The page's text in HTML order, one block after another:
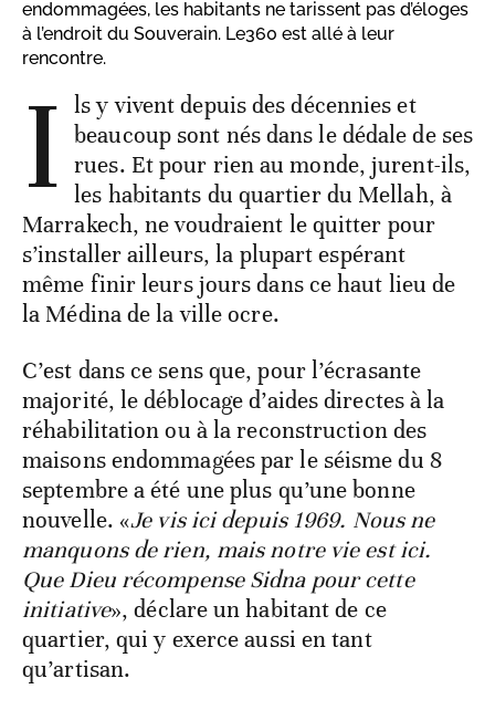
endommagées, les habitants ne tarissent pas d’éloges
à l’endroit du Souverain. Le360 est allé à leur
rencontre.
I ls y vivent depuis des décennies et
beaucoup sont nés dans le dédale de ses
rues. Et pour rien au monde, jurent-ils,
les habitants du quartier du Mellah, à
Marrakech, ne voudraient le quitter pour
s’installer ailleurs, la plupart espérant
même finir leurs jours dans ce haut lieu de
la Médina de la ville ocre.
C’est dans ce sens que, pour l’écrasante
majorité, le déblocage d’aides directes à la
réhabilitation ou à la reconstruction des
maisons endommagées par le séisme du 8
septembre a été une plus qu’une bonne
nouvelle. «Je vis ici depuis 1969. Nous ne
manquons de rien, mais notre vie est ici.
Que Dieu récompense Sidna pour cette
initiative», déclare un habitant de ce
quartier, qui y exerce aussi en tant
qu’artisan.